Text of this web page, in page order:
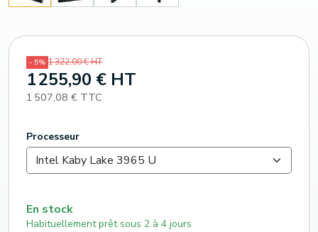
- 5% 1 322,00 € HT
1 255,90 € HT
1 507,08 € TTC
Processeur
En stock
Habituellement prêt sous 2 à 4 jours